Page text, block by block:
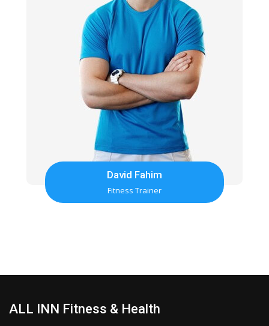
David Fahim
Fitness Trainer
ALL INN Fitness & Health